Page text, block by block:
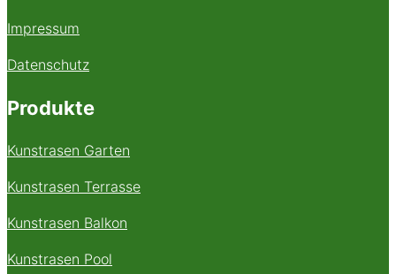
Impressum
Datenschutz
Produkte
Kunstrasen Garten
Kunstrasen Terrasse
Kunstrasen Balkon
Kunstrasen Pool